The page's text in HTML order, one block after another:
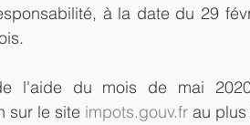
à la date du 29
l'aide du mois de mai
sur le site impots.gouv.fr au